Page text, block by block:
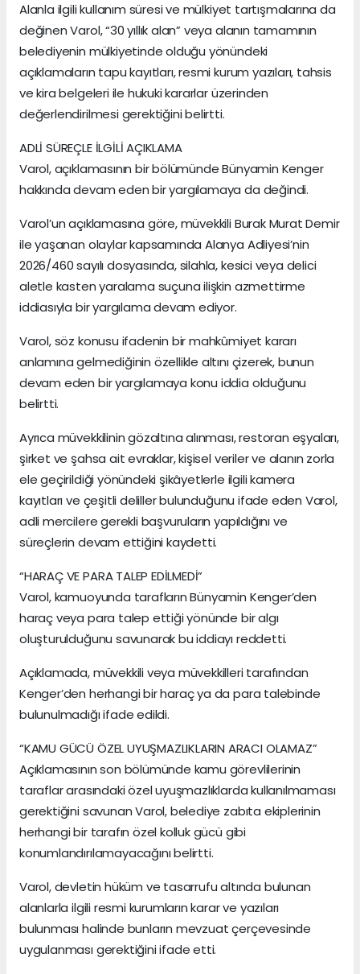
Alanla ilgili kullanım süresi ve mülkiyet tartışmalarına da
değinen Varol, “30 yıllık alan” veya alanın tamamının
belediyenin mülkiyetinde olduğu yönündeki
açıklamaların tapu kayıtları, resmi kurum yazıları, tahsis
ve kira belgeleri ile hukuki kararlar üzerinden
değerlendirilmesi gerektiğini belirtti.
ADLİ SÜREÇLE İLGİLİ AÇIKLAMA
Varol, açıklamasının bir bölümünde Bünyamin Kenger
hakkında devam eden bir yargılamaya da değindi.
Varol’un açıklamasına göre, müvekkili Burak Murat Demir
ile yaşanan olaylar kapsamında Alanya Adliyesi’nin
2026/460 sayılı dosyasında, silahla, kesici veya delici
aletle kasten yaralama suçuna ilişkin azmettirme
iddiasıyla bir yargılama devam ediyor.
Varol, söz konusu ifadenin bir mahkûmiyet kararı
anlamına gelmediğinin özellikle altını çizerek, bunun
devam eden bir yargılamaya konu iddia olduğunu
belirtti.
Ayrıca müvekkilinin gözaltına alınması, restoran eşyaları,
şirket ve şahsa ait evraklar, kişisel veriler ve alanın zorla
ele geçirildiği yönündeki şikâyetlerle ilgili kamera
kayıtları ve çeşitli deliller bulunduğunu ifade eden Varol,
adli mercilere gerekli başvuruların yapıldığını ve
süreçlerin devam ettiğini kaydetti.
“HARAÇ VE PARA TALEP EDİLMEDİ”
Varol, kamuoyunda tarafların Bünyamin Kenger’den
haraç veya para talep ettiği yönünde bir algı
oluşturulduğunu savunarak bu iddiayı reddetti.
Açıklamada, müvekkili veya müvekkilleri tarafından
Kenger’den herhangi bir haraç ya da para talebinde
bulunulmadığı ifade edildi.
“KAMU GÜCÜ ÖZEL UYUŞMAZLIKLARIN ARACI OLAMAZ”
Açıklamasının son bölümünde kamu görevlilerinin
taraflar arasındaki özel uyuşmazlıklarda kullanılmaması
gerektiğini savunan Varol, belediye zabıta ekiplerinin
herhangi bir tarafın özel kolluk gücü gibi
konumlandırılamayacağını belirtti.
Varol, devletin hüküm ve tasarrufu altında bulunan
alanlarla ilgili resmi kurumların karar ve yazıları
bulunması halinde bunların mevzuat çerçevesinde
uygulanması gerektiğini ifade etti.